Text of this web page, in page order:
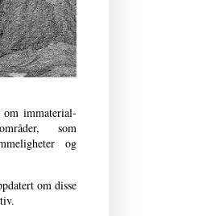
om immaterial­
som
og
om disse